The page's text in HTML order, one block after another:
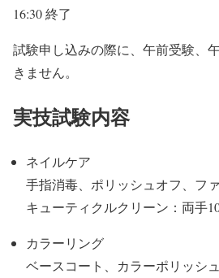
16:30 終了
試験申し込みの際に、午前受験、
きません。
実技試験内容
ネイルケア
手指消毒、ポリッシュオフ、フ
キューティクルクリーン：両手
カラーリング
ベースコート、カラーポリッシ